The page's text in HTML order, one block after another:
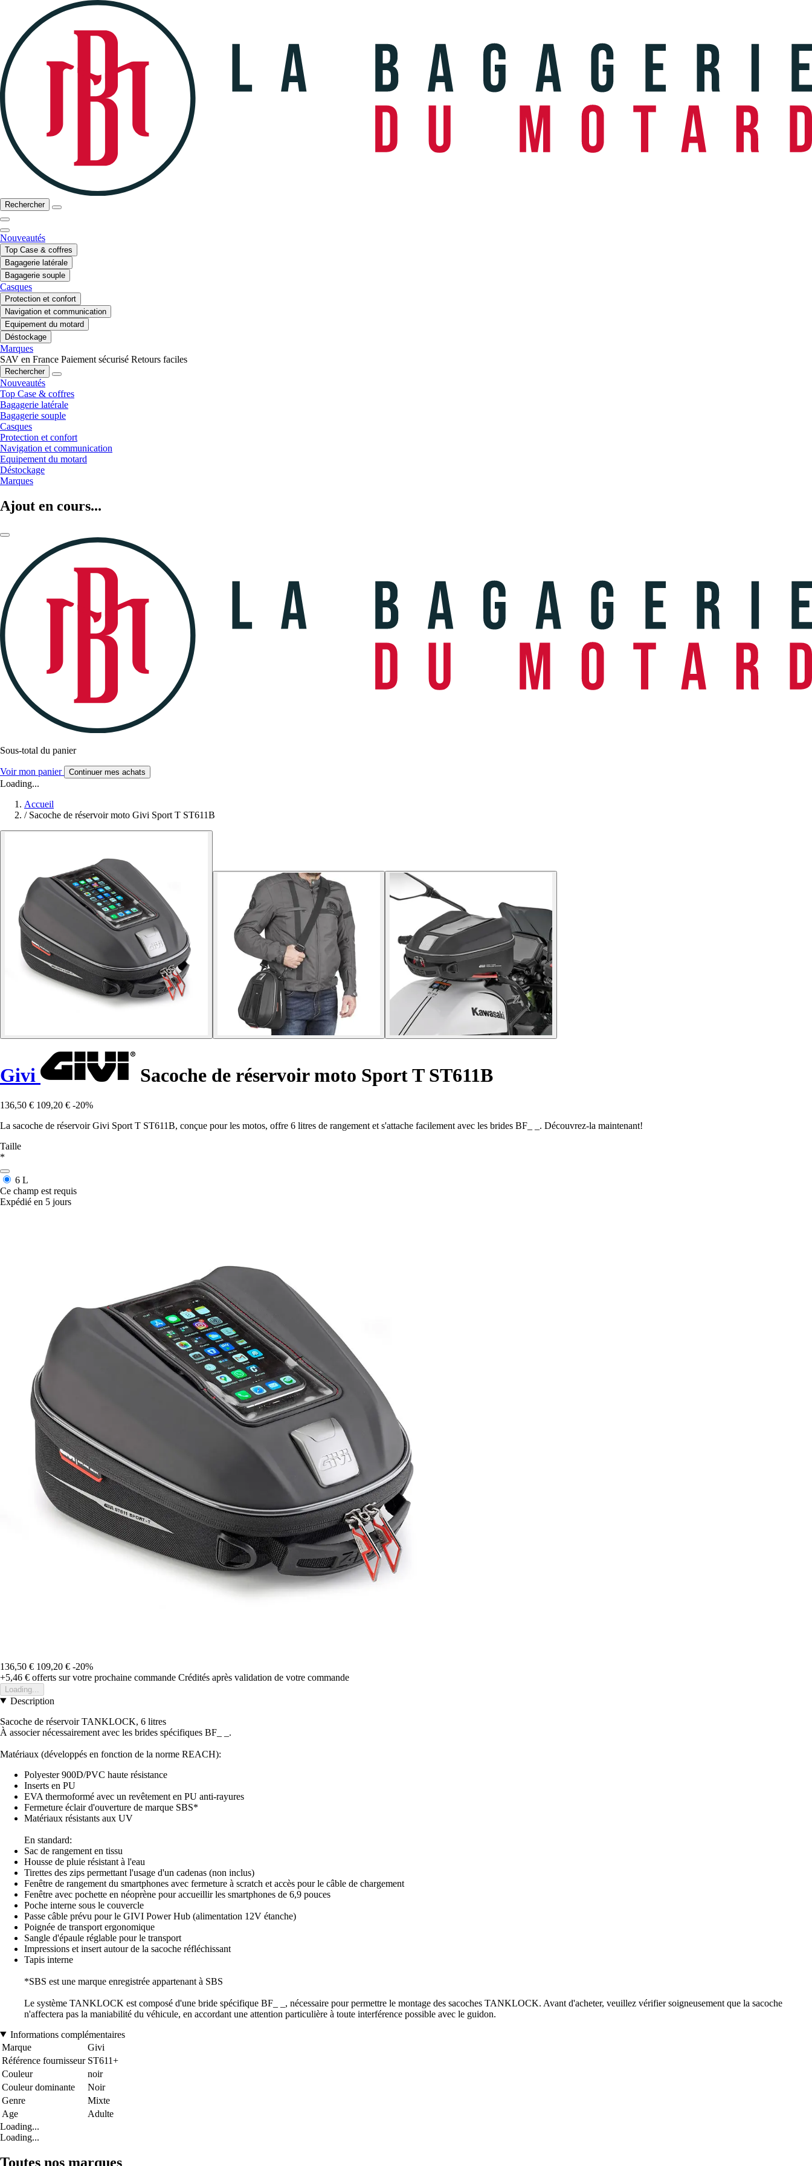
Rechercher
Nouveautés
Top Case & coffres
Bagagerie latérale
Bagagerie souple
Casques
Protection et confort
Navigation et communication
Equipement du motard
Déstockage
Marques
SAV en France Paiement sécurisé Retours faciles
Rechercher
Nouveautés
Top Case & coffres
Bagagerie latérale
Bagagerie souple
Casques
Protection et confort
Navigation et communication
Equipement du motard
Déstockage
Marques
Ajout en cours...
Sous-total du panier
Voir mon panier Continuer mes achats
Loading...
Accueil
/ Sacoche de réservoir moto Givi Sport T ST611B
Givi Sacoche de réservoir moto Sport T ST611B
136,50 € 109,20 € -20%
La sacoche de réservoir Givi Sport T ST611B, conçue pour les motos, offre 6 litres de rangement et s'attache facilement avec les brides BF_ _. Découvrez-la maintenant!
Taille
*
6 L
Ce champ est requis
Expédié en 5 jours
136,50 € 109,20 € -20%
+5,46 € offerts sur votre prochaine commande Crédités après validation de votre commande
Loading...
Description
Sacoche de réservoir TANKLOCK, 6 litres
À associer nécessairement avec les brides spécifiques BF_ _.
Matériaux (développés en fonction de la norme REACH):
Polyester 900D/PVC haute résistance
Inserts en PU
EVA thermoformé avec un revêtement en PU anti-rayures
Fermeture éclair d'ouverture de marque SBS*
Matériaux résistants aux UV
En standard:
Sac de rangement en tissu
Housse de pluie résistant à l'eau
Tirettes des zips permettant l'usage d'un cadenas (non inclus)
Fenêtre de rangement du smartphones avec fermeture à scratch et accès pour le câble de chargement
Fenêtre avec pochette en néoprène pour accueillir les smartphones de 6,9 pouces
Poche interne sous le couvercle
Passe câble prévu pour le GIVI Power Hub (alimentation 12V étanche)
Poignée de transport ergonomique
Sangle d'épaule réglable pour le transport
Impressions et insert autour de la sacoche réfléchissant
Tapis interne
*SBS est une marque enregistrée appartenant à SBS
Le système TANKLOCK est composé d'une bride spécifique BF_ _, nécessaire pour permettre le montage des sacoches TANKLOCK. Avant d'acheter, veuillez vérifier soigneusement que la sacoche
n'affectera pas la maniabilité du véhicule, en accordant une attention particulière à toute interférence possible avec le guidon.
Informations complémentaires
Marque
Givi
Référence fournisseur ST611+
Couleur
noir
Couleur dominante
Noir
Genre
Mixte
Age
Adulte
Loading...
Loading...
Toutes nos marques